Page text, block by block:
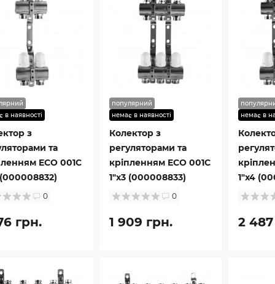
в наявності
з
та
ECO 001С
(000008832)
0
грн.
популярний
немає в наявності
Колектор з
регуляторами та
кріпленням ECO 001С
1″x3 (000008833)
0
1 909 грн.
немає в
1″x4
2